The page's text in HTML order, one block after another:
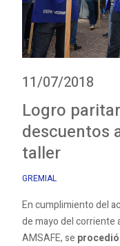
11/07/2018
Logro
descuentos
taller
GREMIAL
En cumplimiento del
de mayo del corriente
AMSAFE, se